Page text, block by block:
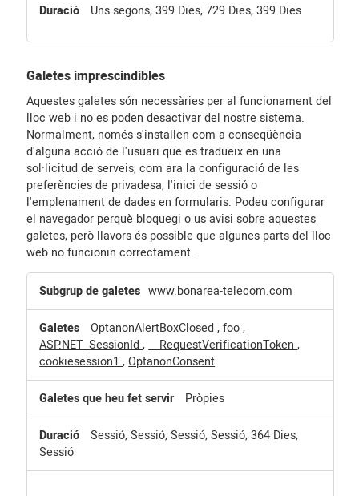
Uns segons, 399 Dies, 729 Dies, 399 Dies
Galetes imprescindibles
Aquestes galetes són necessàries per al funcionament del
lloc web i no es poden desactivar del nostre sistema.
Normalment, només s'installen com a conseqüència
d'alguna acció de l'usuari que es tradueix en una
sol·licitud de serveis, com ara la configuració de les
preferències de privadesa, l'inici de sessió o
l'emplenament de dades en formularis. Podeu configurar
el navegador perquè bloquegi o us avisi sobre aquestes
galetes, però llavors és possible que algunes parts del lloc
web no funcionin correctament.
Galetes
imprescindibles
www.bonarea-telecom.com
OptanonAlertBoxClosed,foo,
ASP.NET_SessionId,__RequestVerificationToken,
cookiesession1,OptanonConsent
Pròpies
Sessió, Sessió, Sessió, Sessió, 364 Dies,
Sessió